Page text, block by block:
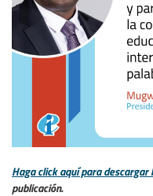
Haga click aquí para
publicación.